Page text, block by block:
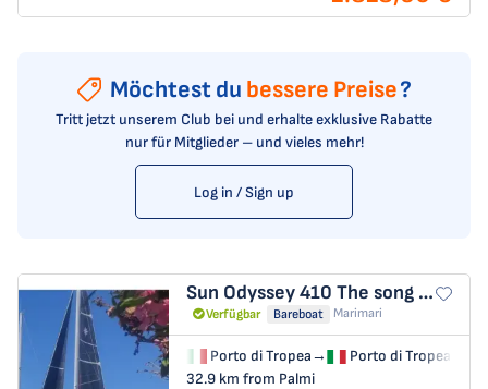
Möchtest du bessere Preise?
Tritt jetzt unserem Club bei und erhalte exklusive Rabatte
nur für Mitglieder – und vieles mehr!
Log in / Sign up
Sun Odyssey 410 The song is you
Verfügbar Bareboat Marimari
Porto di Tropea→
Porto di Tropea
32.9 km from Palmi